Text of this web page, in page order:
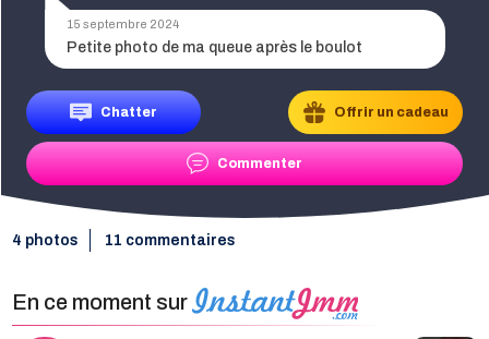
15 septembre 2024
Petite photo de ma queue après le boulot
Chatter Offrir un cadeau
Commenter
4 photos 11 commentaires
En ce moment sur